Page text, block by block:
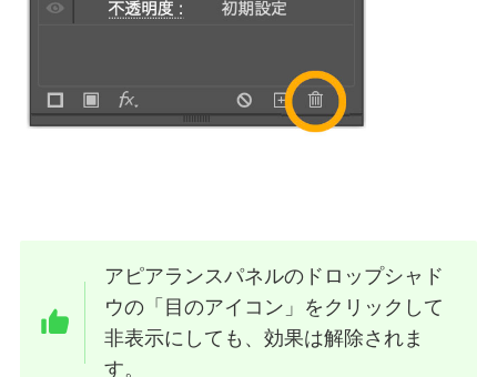
アピアランスパネルのドロップシャド
ウの「目のアイコン」をクリックして
非表示にしても、効果は解除されま
す。